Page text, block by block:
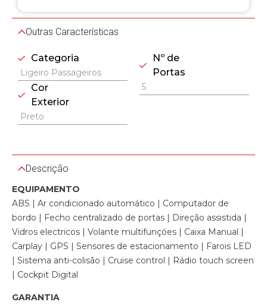
Outras Características
Categoria
Ligeiro Passageiros
Cor
Exterior
Preto
Nº de
Portas
5
Descrição
EQUIPAMENTO
ABS | Ar condicionado automático | Computador de
bordo | Fecho centralizado de portas | Direção assistida |
Vidros electricos | Volante multifunçóes | Caixa Manual |
Carplay | GPS | Sensores de estacionamento | Farois LED
| Sistema anti-colisão | Cruise control | Rádio touch screen
| Cockpit Digital
GARANTIA